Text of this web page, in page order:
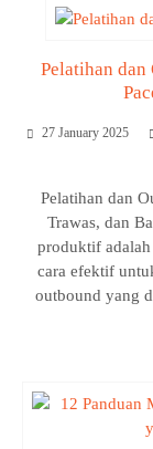
Pelatihan
27 January 2025
Pelatihan dan
Trawas, dan
produktif adalah
cara efektif
outbound yang